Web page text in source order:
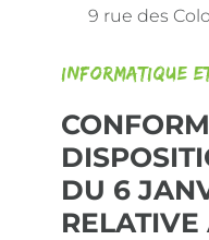
9 rue des
Informatique
DU 6